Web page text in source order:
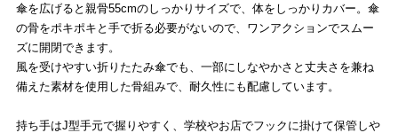
傘を広げると親骨55cmのしっかりサイズで、体をしっかりカバー。傘
の骨をポキポキと手で折る必要がないので、ワンアクションでスムー
ズに開閉できます。
風を受けやすい折りたたみ傘でも、一部にしなやかさと丈夫さを兼ね
備えた素材を使用した骨組みで、耐久性にも配慮しています。
持ち手はJ型手元で握りやすく、学校やお店でフックに掛けて保管しや